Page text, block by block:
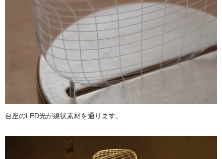
台座のLED光が線状素材を通ります。